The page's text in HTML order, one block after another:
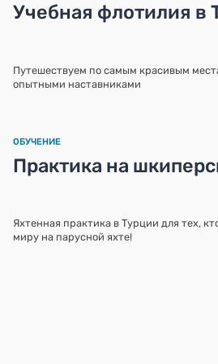
Учебная флотилия в
Путешествуем по самым красивым
опытными наставниками
ОБУЧЕНИЕ
Практика на
Яхтенная практика в Турции для тех,
миру на парусной яхте!